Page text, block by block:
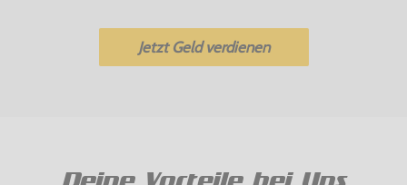
Jetzt Geld verdienen
Deine Vorteile bei Uns